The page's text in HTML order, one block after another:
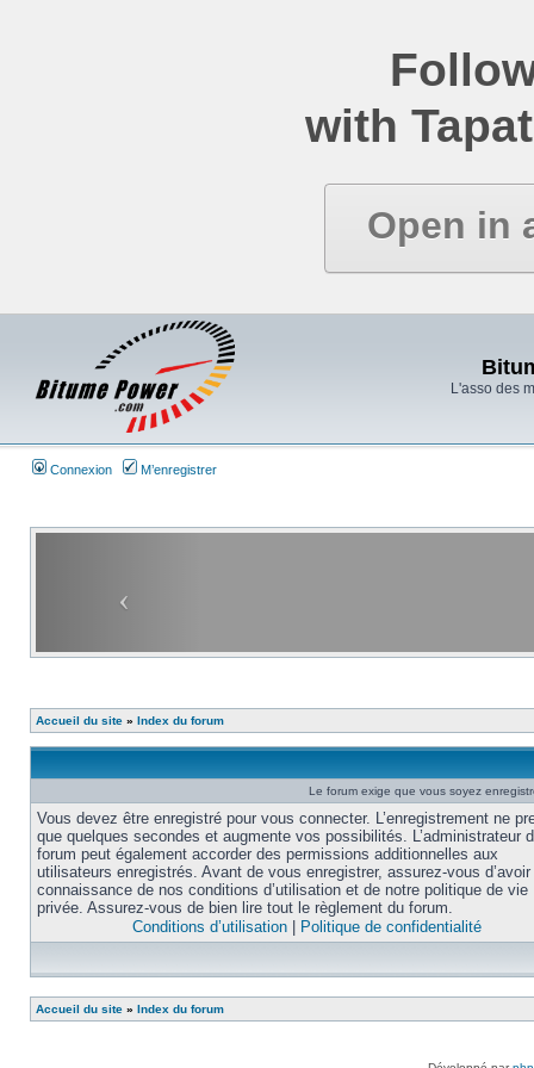
with
Open in
L'asso des
Connexion M’enregistrer
Accueil du site » Index du forum
Le forum exige que vous soyez
Vous devez être enregistré pour vous connecter. L’enregistrement ne
que quelques secondes et augmente vos possibilités. L’administrateur
forum peut également accorder des permissions additionnelles aux
utilisateurs enregistrés. Avant de vous enregistrer, assurez-vous
connaissance de nos conditions d’utilisation et de notre politique de vie
privée. Assurez-vous de bien lire tout le règlement du forum.
Conditions d’utilisation
Politique de confidentialité
Accueil du site » Index du forum